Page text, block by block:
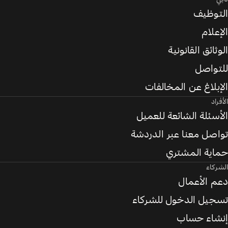
التوظيف
الإعلام
الوثائق القانونية
للتواصل
الإبلاغ عن المخالفات
الأفراد
الأسئلة الشائعة للعميل
تواصل معنا عبر الدردشة
حماية المشتري
الشركاء
دعم الأعمال
تسجيل الدخول للشركاء
إنشاء حساب